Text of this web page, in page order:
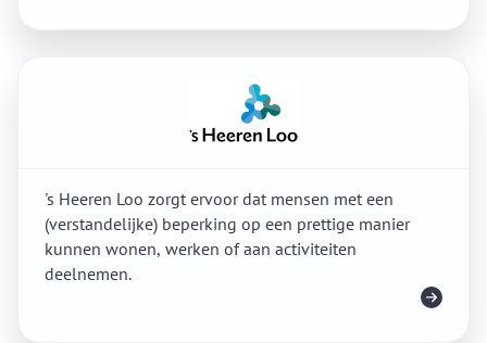
's Heeren Loo zorgt ervoor dat mensen met een
(verstandelijke) beperking op een prettige manier
kunnen wonen, werken of aan activiteiten
deelnemen.